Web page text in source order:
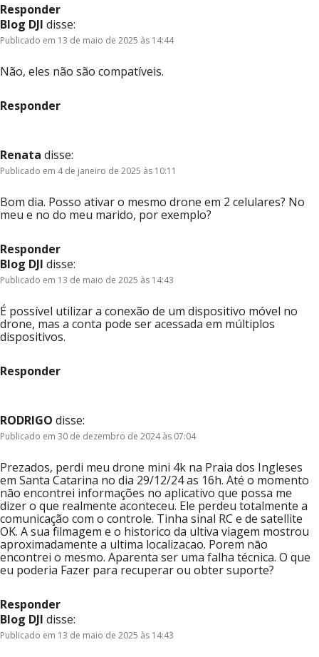
Responder
Blog DJI disse:
Publicado em 13 de maio de 2025 às 14:44
Não, eles não são compatíveis.
Responder
Renata disse:
Publicado em 4 de janeiro de 2025 às 10:11
Bom dia. Posso ativar o mesmo drone em 2 celulares? No
meu e no do meu marido, por exemplo?
Responder
Blog DJI disse:
Publicado em 13 de maio de 2025 às 14:43
É possível utilizar a conexão de um dispositivo móvel no
drone, mas a conta pode ser acessada em múltiplos
dispositivos.
Responder
RODRIGO disse:
Publicado em 30 de dezembro de 2024 às 07:04
Prezados, perdi meu drone mini 4k na Praia dos Ingleses
em Santa Catarina no dia 29/12/24 as 16h. Até o momento
nāo encontrei informações no aplicativo que possa me
dizer o que realmente aconteceu. Ele perdeu totalmente a
comunicação com o controle. Tinha sinal RC e de satellite
OK. A sua filmagem e o historico da ultiva viagem mostrou
aproximadamente a ultima localizacao. Porem nāo
encontrei o mesmo. Aparenta ser uma falha técnica. O que
eu poderia Fazer para recuperar ou obter suporte?
Responder
Blog DJI disse:
Publicado em 13 de maio de 2025 às 14:43